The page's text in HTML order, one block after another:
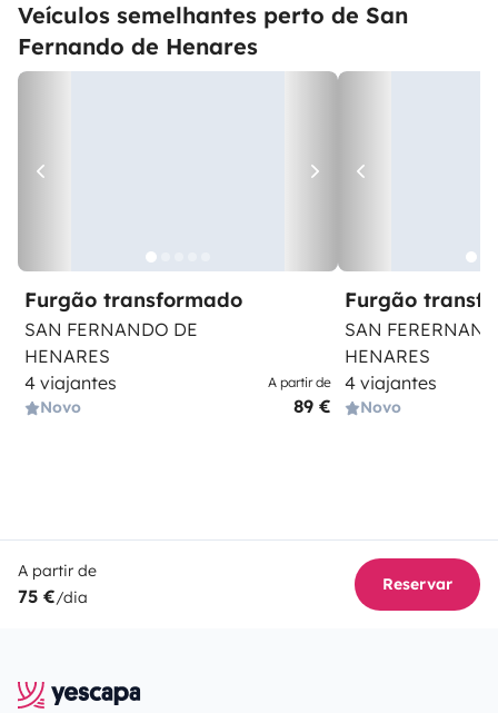
Veículos semelhantes perto de San
Fernando de Henares
Furgão transformado
SAN FERNANDO DE
HENARES
4 viajantes
Novo
A partir de
89 €
Furgão
SAN
HENARES
4 viajantes
Novo
A partir de
75 €/dia
Reservar